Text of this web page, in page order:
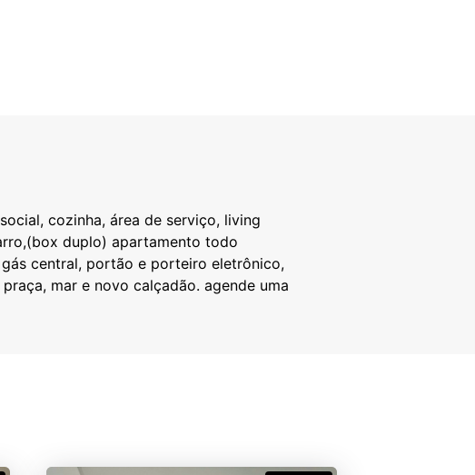
cozinha, área de serviço, living
duplo) apartamento todo
central, portão e porteiro eletrônico,
mar e novo calçadão. agende uma